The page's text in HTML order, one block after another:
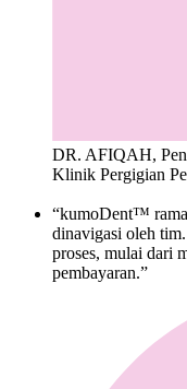
DR. AFIQAH,
Klinik Pergigian
“kumoDent™
dinavigasi oleh
proses, mulai dari
pembayaran.”